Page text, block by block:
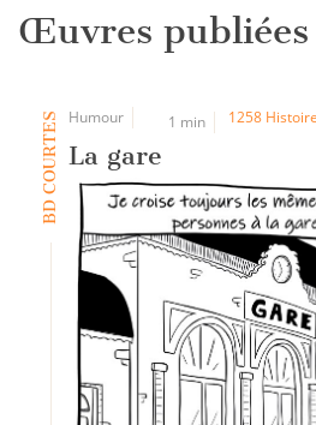
Œuvres publiées
BD COURTES Humour 1 min 1258
La gare